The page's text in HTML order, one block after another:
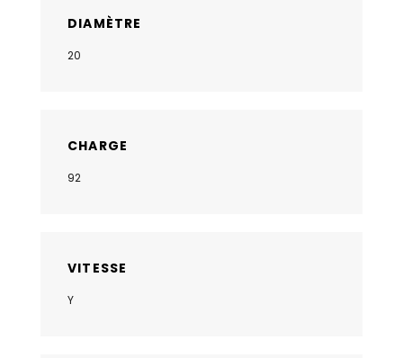
DIAMÈTRE
20
CHARGE
92
VITESSE
Y